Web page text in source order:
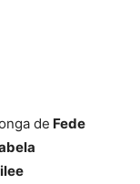
de Fede